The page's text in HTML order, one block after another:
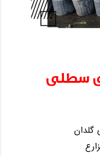
سطلی